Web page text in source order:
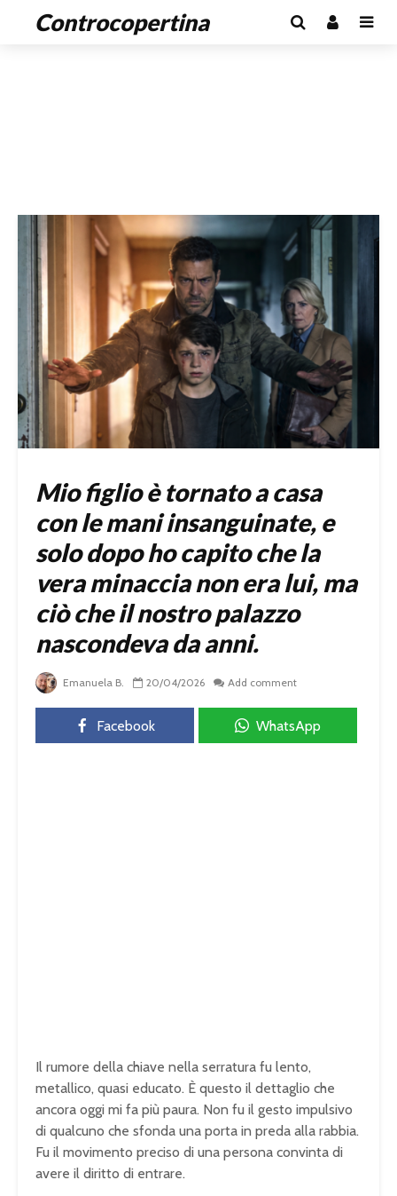
Controcopertina
Mio figlio è tornato a casa
con le mani insanguinate, e
solo dopo ho capito che la
vera minaccia non era lui, ma
ciò che il nostro palazzo
nascondeva da anni.
Emanuela B. 20/04/2026 Add comment
Facebook WhatsApp
Il rumore della chiave nella serratura fu lento,
metallico, quasi educato. È questo il dettaglio che
ancora oggi mi fa più paura. Non fu il gesto impulsivo
di qualcuno che sfonda una porta in preda alla rabbia.
Fu il movimento preciso di una persona convinta di
avere il diritto di entrare.